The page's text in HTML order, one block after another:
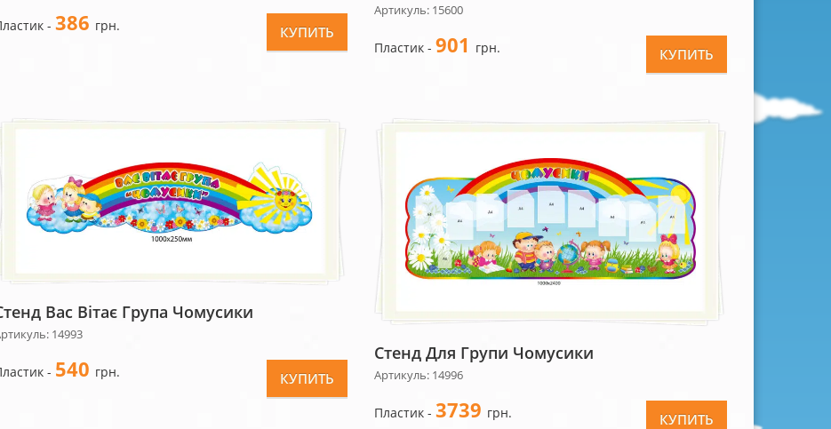
- 386 грн. КУПИТЬ
Артикуль: 15600
Пластик - 901 грн. КУПИТЬ
Вас Вітає Група Чомусики
14993
- 540 грн. КУПИТЬ
Стенд Для Групи Чомусики
Артикуль: 14996
Пластик - 3739 грн. КУПИТЬ